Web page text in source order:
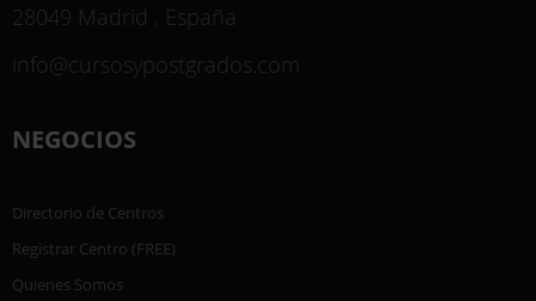
28049 Madrid , España
info@cursosypostgrados.com
NEGOCIOS
Directorio de Centros
Registrar Centro (FREE)
Quienes Somos